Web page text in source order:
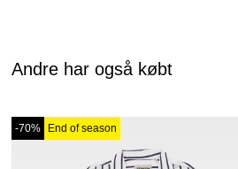
Andre har også købt
-70% End of season